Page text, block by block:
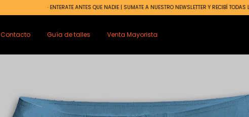
· ENTERATE ANTES QUE NADIE | SUMATE A NUESTRO NEWSLETTER Y RECIBÍ TODAS LAS NOVEDADES ·
Contacto Guía de talles Venta Mayorista